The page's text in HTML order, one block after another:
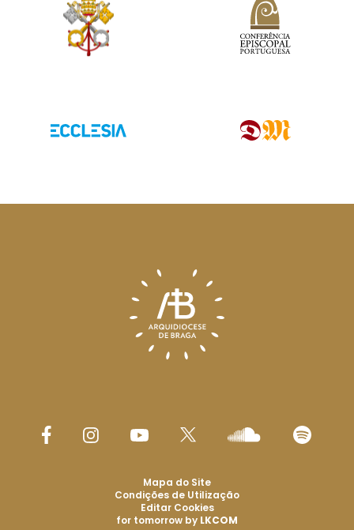
Mapa do Site
Condições de Utilização
Editar Cookies
for tomorrow by LKCOM